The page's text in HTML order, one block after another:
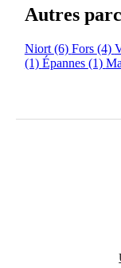
Autres
Niort (6) Fors (4)
(1) Épannes (1)